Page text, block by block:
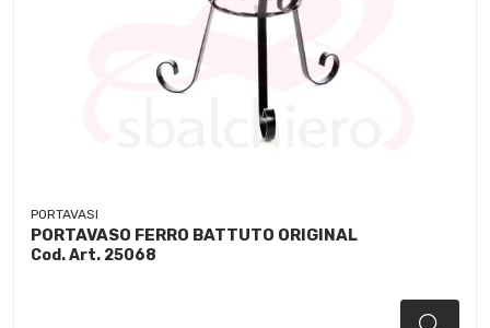
PORTAVASI
PORTAVASO FERRO BATTUTO ORIGINAL
Cod. Art. 25068